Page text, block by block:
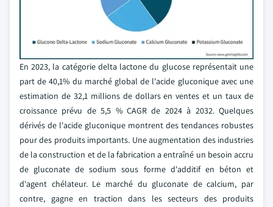
En 2023, la catégorie delta lactone du glucose représentait une
part de 40,1% du marché global de l'acide gluconique avec une
estimation de 32,1 millions de dollars en ventes et un taux de
croissance prévu de 5,5 % CAGR de 2024 à 2032. Quelques
dérivés de l'acide gluconique montrent des tendances robustes
pour des produits importants. Une augmentation des industries
de la construction et de la fabrication a entraîné un besoin accru
de gluconate de sodium sous forme d'additif en béton et
d'agent chélateur. Le marché du gluconate de calcium, par
contre, gagne en traction dans les secteurs des produits